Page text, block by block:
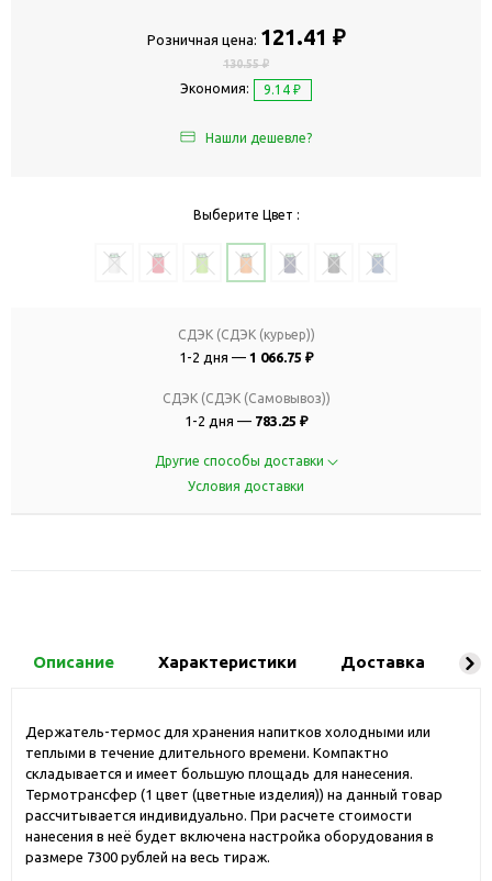
Розничная цена: 121.41 ₽
130.55 ₽
Экономия: 9.14 ₽
Нашли дешевле?
Выберите Цвет :
СДЭК (СДЭК (курьер))
1-2 дня — 1 066.75 ₽
СДЭК (СДЭК (Самовывоз))
1-2 дня — 783.25 ₽
Другие способы доставки
Условия доставки
Описание Характеристики Доставка
Держатель-термос для хранения напитков холодными или
теплыми в течение длительного времени. Компактно
складывается и имеет большую площадь для нанесения.
Термотрансфер (1 цвет (цветные изделия)) на данный товар
рассчитывается индивидуально. При расчете стоимости
нанесения в неё будет включена настройка оборудования в
размере 7300 рублей на весь тираж.